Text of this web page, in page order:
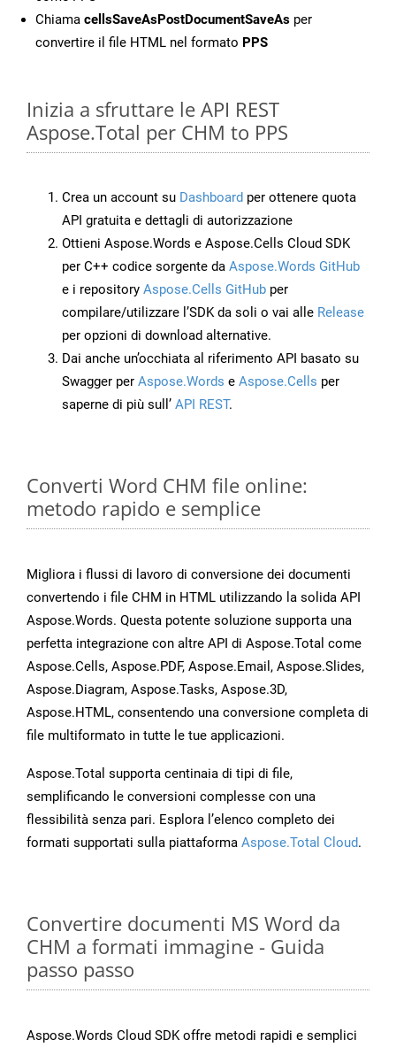
Chiama cellsSaveAsPostDocumentSaveAs per
convertire il file HTML nel formato PPS
Inizia a sfruttare le API REST
Aspose.Total per CHM to PPS
Crea un account su Dashboard per ottenere quota
API gratuita e dettagli di autorizzazione
Ottieni Aspose.Words e Aspose.Cells Cloud SDK
per C++ codice sorgente da Aspose.Words GitHub
e i repository Aspose.Cells GitHub per
compilare/utilizzare l’SDK da soli o vai alle Release
per opzioni di download alternative.
Dai anche un’occhiata al riferimento API basato su
Swagger per Aspose.Words e Aspose.Cells per
saperne di più sull’ API REST.
Converti Word CHM file online:
metodo rapido e semplice
Migliora i flussi di lavoro di conversione dei documenti
convertendo i file CHM in HTML utilizzando la solida API
Aspose.Words. Questa potente soluzione supporta una
perfetta integrazione con altre API di Aspose.Total come
Aspose.Cells, Aspose.PDF, Aspose.Email, Aspose.Slides,
Aspose.Diagram, Aspose.Tasks, Aspose.3D,
Aspose.HTML, consentendo una conversione completa di
file multiformato in tutte le tue applicazioni.
Aspose.Total supporta centinaia di tipi di file,
semplificando le conversioni complesse con una
flessibilità senza pari. Esplora l’elenco completo dei
formati supportati sulla piattaforma Aspose.Total Cloud.
Convertire documenti MS Word da
CHM a formati immagine - Guida
passo passo
Aspose.Words Cloud SDK offre metodi rapidi e semplici